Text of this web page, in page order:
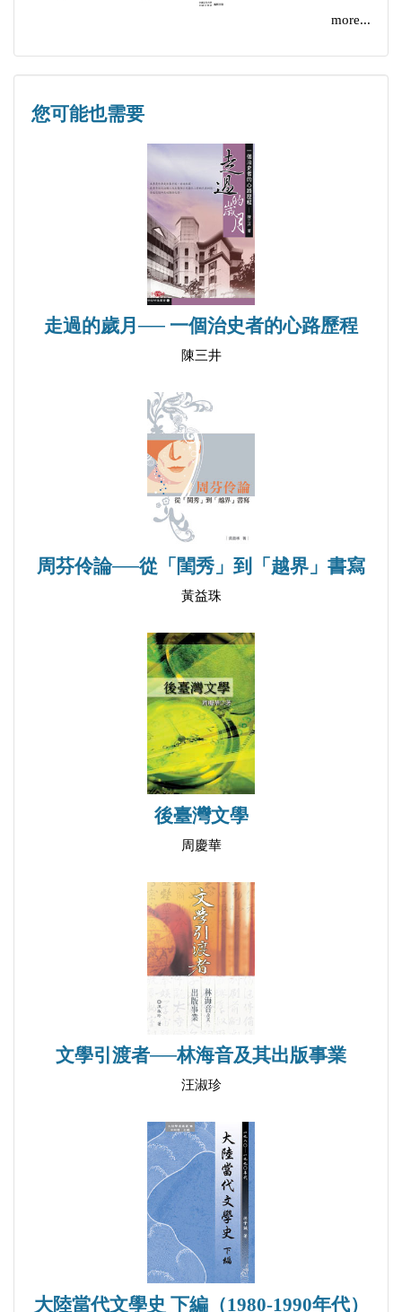
more...
您可能也需要
走過的歲月── 一個治史者的心路歷程
陳三井
周芬伶論──從「閨秀」到「越界」書寫
黃益珠
後臺灣文學
周慶華
文學引渡者──林海音及其出版事業
汪淑珍
大陸當代文學史 下編（1980-1990年代）